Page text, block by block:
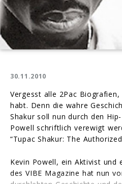
30.11.2010
Vergesst alle 2Pac
habt. Denn die wahre
Shakur soll nun durch den
Powell schriftlich verewigt
“Tupac Shakur: The
Kevin Powell, ein Aktivist und
des VIBE Magazine hat nun